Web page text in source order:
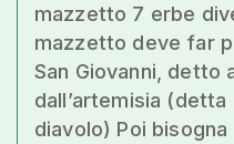
mazzetto 7 erbe
mazzetto deve far
San Giovanni, detto
dall’artemisia
diavolo) Poi